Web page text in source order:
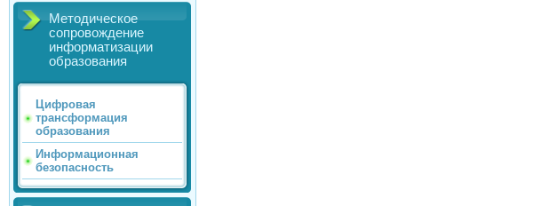
Методическое
сопровождение
информатизации
образования
Цифровая
трансформация
образования
Информационная
безопасность